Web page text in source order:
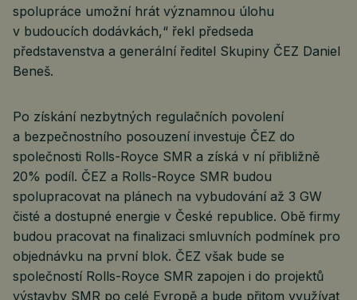
spolupráce umožní hrát významnou úlohu
v budoucích dodávkách,“ řekl předseda
představenstva a generální ředitel Skupiny ČEZ Daniel
Beneš.
Po získání nezbytných regulačních povolení
a bezpečnostního posouzení investuje ČEZ do
společnosti Rolls-Royce SMR a získá v ní přibližně
20% podíl. ČEZ a Rolls-Royce SMR budou
spolupracovat na plánech na vybudování až 3 GW
čisté a dostupné energie v České republice. Obě firmy
budou pracovat na finalizaci smluvních podmínek pro
objednávku na první blok. ČEZ však bude se
společností Rolls-Royce SMR zapojen i do projektů
výstavby SMR po celé Evropě a bude přitom využívat